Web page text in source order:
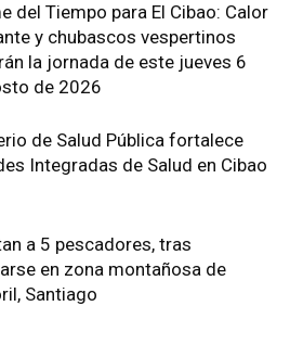
del Tiempo para El Cibao: Calor
y chubascos vespertinos
la jornada de este jueves 6
de 2026
de Salud Pública fortalece
Integradas de Salud en Cibao
a 5 pescadores, tras
en zona montañosa de
Santiago